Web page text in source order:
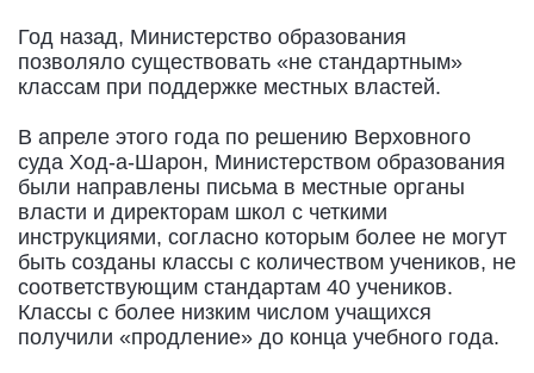
Год назад, Министерство образования
позволяло существовать «не стандартным»
классам при поддержке местных властей.
В апреле этого года по решению Верховного
суда Ход-а-Шарон, Министерством образования
были направлены письма в местные органы
власти и директорам школ с четкими
инструкциями, согласно которым более не могут
быть созданы классы с количеством учеников, не
соответствующим стандартам 40 учеников.
Классы с более низким числом учащихся
получили «продление» до конца учебного года.